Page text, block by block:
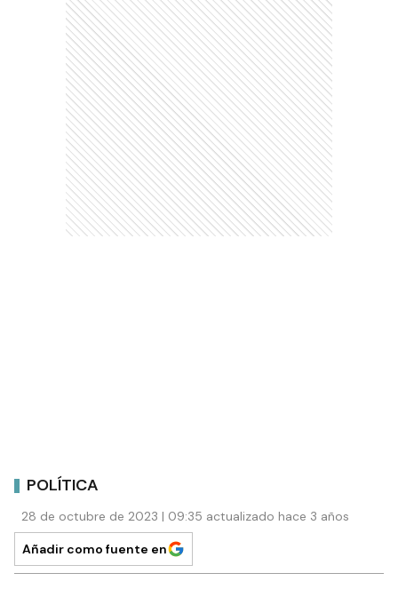
POLÍTICA
28 de octubre de 2023 | 09:35 actualizado hace 3 años
Añadir como fuente en